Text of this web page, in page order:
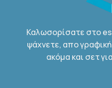
Καλωσορίσατε στο
ψάχνετε, απο γραφική
ακόμα και σετ